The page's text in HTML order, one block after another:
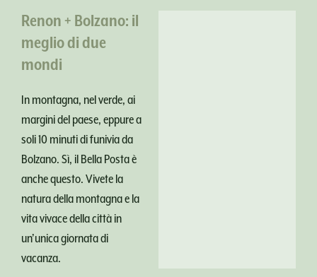
Renon + Bolzano: il
meglio di due
mondi
In montagna, nel verde, ai
margini del paese, eppure a
soli 10 minuti di funivia da
Bolzano. Sì, il Bella Posta è
anche questo. Vivete la
natura della montagna e la
vita vivace della città in
un’unica giornata di
vacanza.